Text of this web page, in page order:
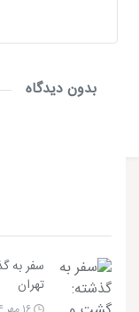
بدون دیدگاه
سفر به
تهران